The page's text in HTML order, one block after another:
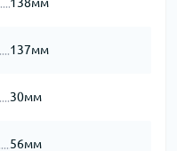
137мм
30мм
56мм